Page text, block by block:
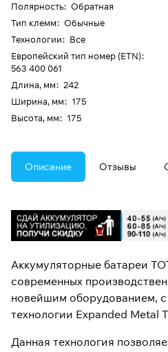
Полярность: Обратная
Тип клемм: Обычные
Технологии: Все
Европейский тип номер (ETN):
563 400 061
Длина, мм: 242
Ширина, мм: 175
Высота, мм: 175
Описание Отзывы
Аккумуляторные батареи
современных
новейшим оборудованием,
технологии Expanded Metal
Данная технология